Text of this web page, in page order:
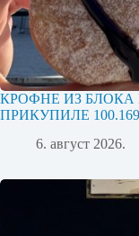
КРОФНЕ ИЗ БЛОКА
ПРИКУПИЛЕ
6. август 2026.